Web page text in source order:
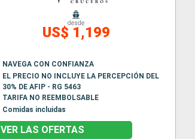
desde
US$ 1,199
NAVEGA CON CONFIANZA
EL PRECIO NO INCLUYE LA PERCEPCIÓN DEL
30% DE AFIP - RG 5463
TARIFA NO REEMBOLSABLE
Comidas incluidas
VER LAS OFERTAS